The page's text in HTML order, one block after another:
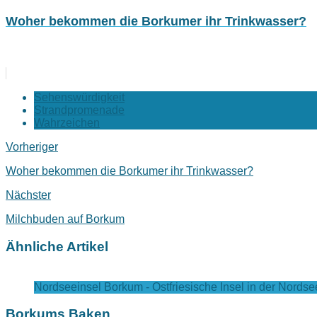
Woher bekommen die Borkumer ihr Trinkwasser?
Sehenswürdigkeit
Strandpromenade
Wahrzeichen
Vorheriger
Woher bekommen die Borkumer ihr Trinkwasser?
Nächster
Milchbuden auf Borkum
Ähnliche Artikel
Nordseeinsel Borkum - Ostfriesische Insel in der
Borkums Baken